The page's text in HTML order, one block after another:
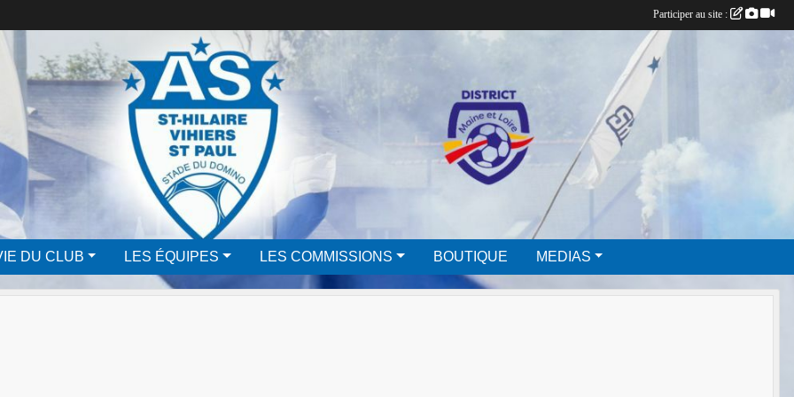
DU CLUB LES ÉQUIPES LES COMMISSIONS BOUTIQUE MEDIAS
Participer au site :